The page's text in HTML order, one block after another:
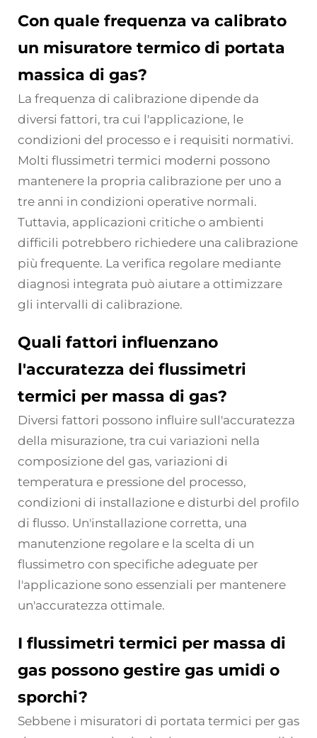
Con quale frequenza va calibrato
un misuratore termico di portata
massica di gas?
La frequenza di calibrazione dipende da
diversi fattori, tra cui l'applicazione, le
condizioni del processo e i requisiti normativi.
Molti flussimetri termici moderni possono
mantenere la propria calibrazione per uno a
tre anni in condizioni operative normali.
Tuttavia, applicazioni critiche o ambienti
difficili potrebbero richiedere una calibrazione
più frequente. La verifica regolare mediante
diagnosi integrata può aiutare a ottimizzare
gli intervalli di calibrazione.
Quali fattori influenzano
l'accuratezza dei flussimetri
termici per massa di gas?
Diversi fattori possono influire sull'accuratezza
della misurazione, tra cui variazioni nella
composizione del gas, variazioni di
temperatura e pressione del processo,
condizioni di installazione e disturbi del profilo
di flusso. Un'installazione corretta, una
manutenzione regolare e la scelta di un
flussimetro con specifiche adeguate per
l'applicazione sono essenziali per mantenere
un'accuratezza ottimale.
I flussimetri termici per massa di
gas possono gestire gas umidi o
sporchi?
Sebbene i misuratori di portata termici per gas